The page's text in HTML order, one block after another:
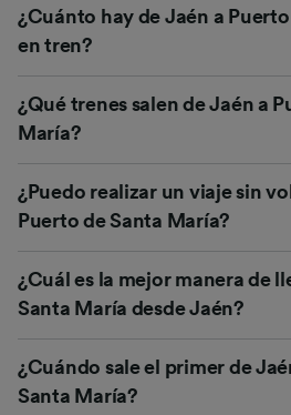
¿Cuánto hay de Jaén a
en tren?
¿Qué trenes salen de Jaén a
María?
¿Puedo realizar un viaje sin
Puerto de Santa María?
¿Cuál es la mejor manera de
Santa María desde Jaén?
¿Cuándo sale el primer de
Santa María?